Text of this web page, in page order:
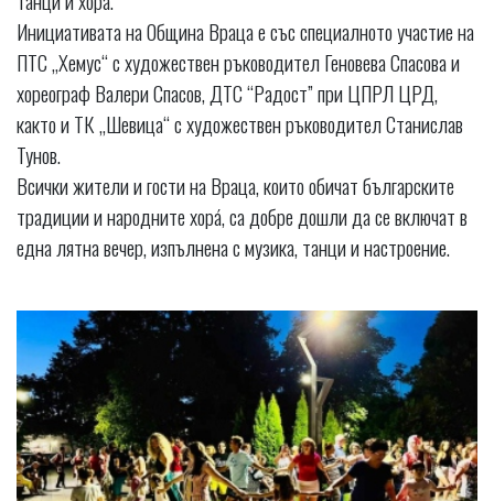
Инициативата на Община Враца е със специалното участие на
ПТС „Хемус“ с художествен ръководител Геновева Спасова и
хореограф Валери Спасов, ДТС “Радост” при ЦПРЛ ЦРД,
както и ТК „Шевица“ с художествен ръководител Станислав
Тунов.
Всички жители и гости на Враца, които обичат българските
традиции и народните хорá, са добре дошли да се включат в
една лятна вечер, изпълнена с музика, танци и настроение.